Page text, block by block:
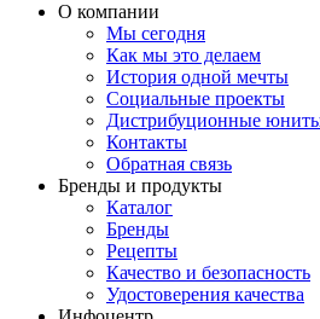
О компании
Мы сегодня
Как мы это делаем
История одной мечты
Социальные проекты
Дистрибуционные
Контакты
Обратная связь
Бренды и продукты
Каталог
Бренды
Рецепты
Качество и безопасность
Удостоверения качества